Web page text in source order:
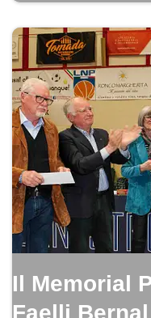
Il Memorial
Faelli Bernal